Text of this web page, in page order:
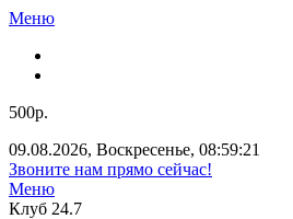
Меню
500р.
09.08.2026, Воскресенье, 08:59:21
Звоните нам прямо сейчас!
Меню
Клуб 24.7